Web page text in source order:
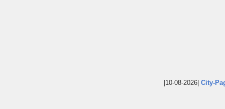
|10-08-2026| City-